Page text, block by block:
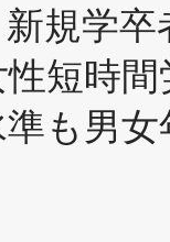
規学
短時
も男